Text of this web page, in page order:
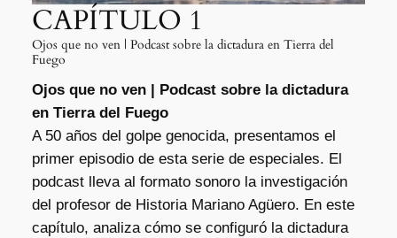
CAPÍTULO 1
Ojos que no ven | Podcast sobre la dictadura en Tierra del
Fuego
Ojos que no ven | Podcast sobre la dictadura
en Tierra del Fuego
A 50 años del golpe genocida, presentamos el
primer episodio de esta serie de especiales. El
podcast lleva al formato sonoro la investigación
del profesor de Historia Mariano Agüero. En este
capítulo, analiza cómo se configuró la dictadura